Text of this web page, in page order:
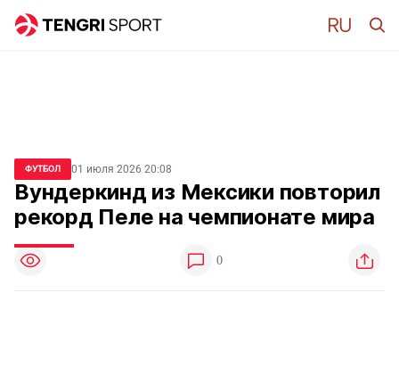
ФУТБОЛ 01 июля 2026 20:08
Вундеркинд из Мексики повторил
рекорд Пеле на чемпионате мира
0